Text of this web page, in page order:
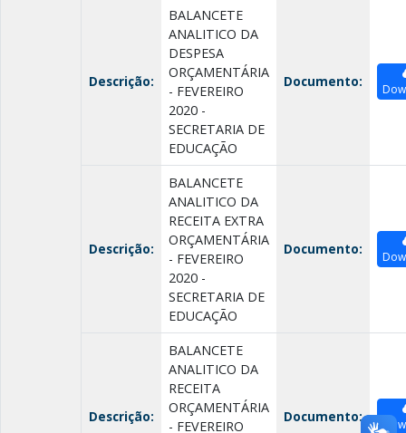
Descrição:
BALANCETE
ANALITICO DA
DESPESA
ORÇAMENTÁRIA
- FEVEREIRO
2020 -
SECRETARIA DE
EDUCAÇÃO
Documento:
Descrição:
BALANCETE
ANALITICO DA
RECEITA EXTRA
ORÇAMENTÁRIA
- FEVEREIRO
2020 -
SECRETARIA DE
EDUCAÇÃO
Documento:
Descrição:
BALANCETE
ANALITICO DA
RECEITA
ORÇAMENTÁRIA
- FEVEREIRO
Documento: